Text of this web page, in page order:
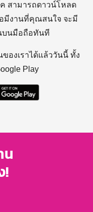
สามารถดาวน์โหลด
มีงานที่คุณสนใจ จะมี
บนมือถือทันที
องเราได้แล้ววันนี้ ทั้ง
Play
น
!